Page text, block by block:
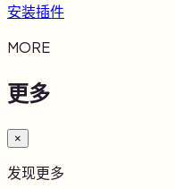
安装插件
MORE
更多
×
发现更多